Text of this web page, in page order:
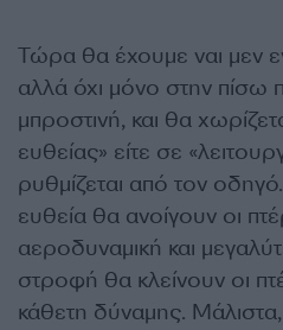
Τώρα θα έχουμε ναι μεν
αλλά όχι μόνο στην πίσω
μπροστινή, και θα
ευθείας» είτε σε
ρυθμίζεται από τον
ευθεία θα ανοίγουν οι
αεροδυναμική και
στροφή θα κλείνουν οι
κάθετη δύναμης.